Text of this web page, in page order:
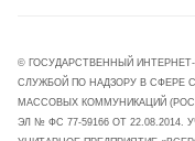
© ГОСУДАРСТВЕННЫЙ
СЛУЖБОЙ ПО НАДЗОРУ В СФЕРЕ
МАССОВЫХ КОММУНИКАЦИЙ
ЭЛ № ФС 77-59166 ОТ